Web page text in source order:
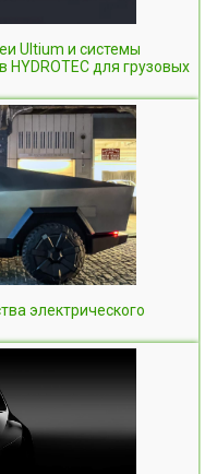
Ultium и системы
для грузовых
электрического